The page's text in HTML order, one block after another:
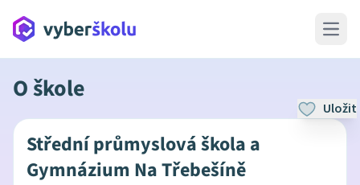
Open
O škole
Uložit
Střední průmyslová škola a
Gymnázium Na Třebešíně